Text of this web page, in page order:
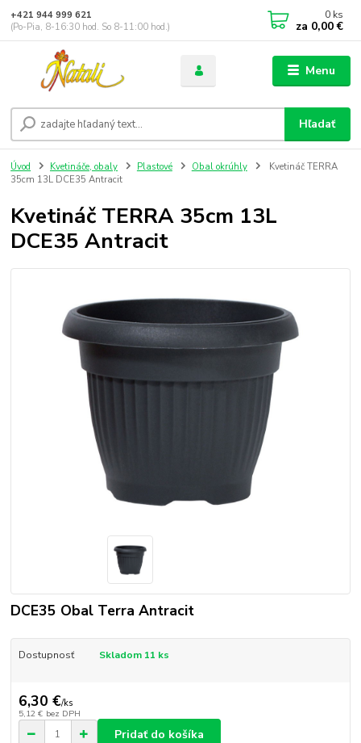
Menu
Hľadať
+421 944 999 621
(Po-Pia, 8-16:30 hod. So 8-11:00 hod.)
0 ks
za 0,00 €
Úvod Kvetináče, obaly Plastové Obal okrúhly
Kvetináč TERRA
35cm 13L DCE35 Antracit
Kvetináč TERRA 35cm 13L
DCE35 Antracit
DCE35 Obal Terra Antracit
Dostupnosť Skladom 11 ks
6,30 €/ks
5,12 € bez DPH
Pridať do košíka